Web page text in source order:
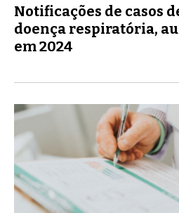
Notificações de casos
doença respiratória,
em 2024